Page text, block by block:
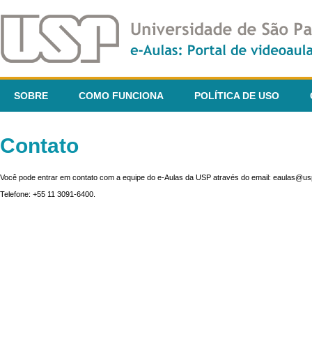
SOBRE COMO FUNCIONA POLÍTICA DE USO
Contato
Você pode entrar em contato com a equipe do e-Aulas da USP através do email:
Telefone: +55 11 3091-6400.